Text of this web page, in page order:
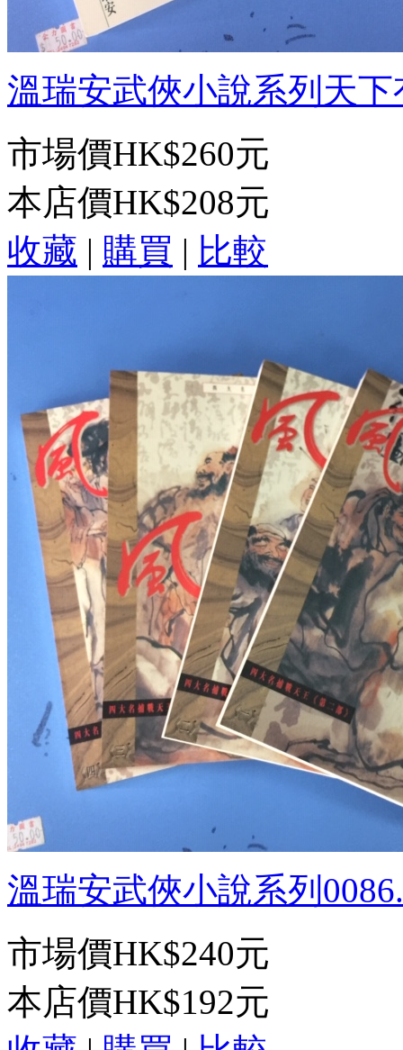
溫瑞安武俠小說系列天下
市場價HK$260元
本店價HK$208元
收藏 | 購買 | 比較
溫瑞安武俠小說系列
市場價HK$240元
本店價HK$192元